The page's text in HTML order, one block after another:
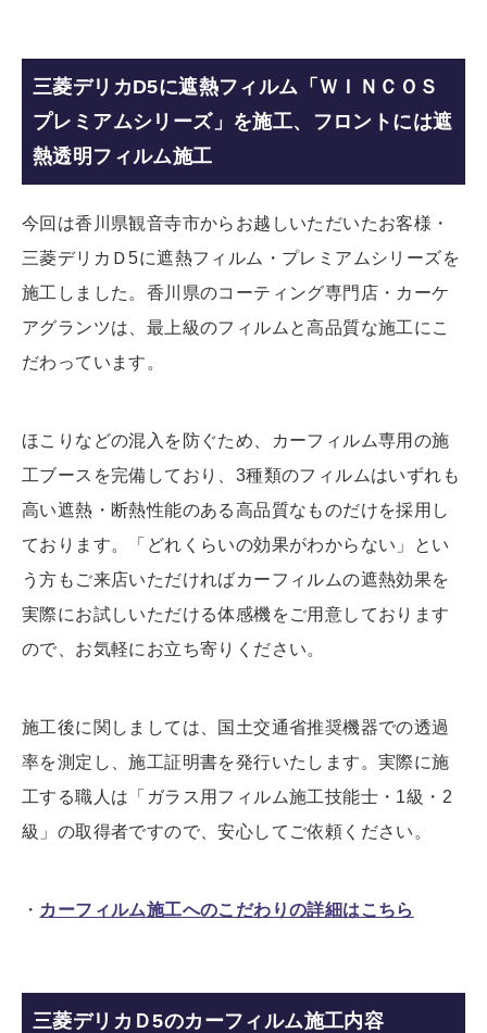
三菱デリカD5に遮熱フィルム「ＷＩＮＣＯＳ
プレミアムシリーズ」を施工、フロントには遮
熱透明フィルム施工
今回は香川県観音寺市からお越しいただいたお客様・
三菱デリカＤ5に遮熱フィルム・プレミアムシリーズを
施工しました。香川県のコーティング専門店・カーケ
アグランツは、最上級のフィルムと高品質な施工にこ
だわっています。
ほこりなどの混入を防ぐため、カーフィルム専用の施
工ブースを完備しており、3種類のフィルムはいずれも
高い遮熱・断熱性能のある高品質なものだけを採用し
ております。「どれくらいの効果がわからない」とい
う方もご来店いただければカーフィルムの遮熱効果を
実際にお試しいただける体感機をご用意しております
ので、お気軽にお立ち寄りください。
施工後に関しましては、国土交通省推奨機器での透過
率を測定し、施工証明書を発行いたします。実際に施
工する職人は「ガラス用フィルム施工技能士・1級・2
級」の取得者ですので、安心してご依頼ください。
・ カーフィルム施工へのこだわりの詳細はこちら
三菱デリカＤ5のカーフィルム施工内容